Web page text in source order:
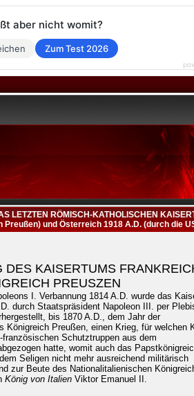
LETZTEN RÖMISCH-KATHOLISCHEN
Preußen) und Österreich 1918 A.D. (durch die
DES KAISERTUMS
PREUSZEN
I. Verbannung 1814 A.D. wurde das
durch Staatspräsident Napoleon III. per
bis 1870 A.D., dem Jahr der
Königreich Preußen, einen Krieg, für welchen
Schutztruppen aus dem
hatte, womit auch das
Seligen nicht mehr ausreichend militärisch
zur Beute des Nationalitalienischen
König von Italien Viktor Emanuel II.
aber nicht womit?
Zum Test 2026